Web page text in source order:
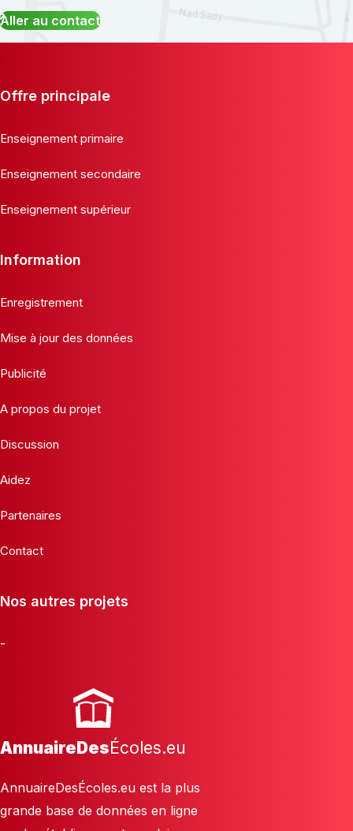
Aller au contact
Offre principale
Enseignement primaire
Enseignement secondaire
Enseignement supérieur
Information
Enregistrement
Mise à jour des données
Publicité
A propos du projet
Discussion
Aidez
Partenaires
Contact
Nos autres projets
-
AnnuaireDesÉcoles.eu
AnnuaireDesÉcoles.eu est la plus
grande base de données en ligne